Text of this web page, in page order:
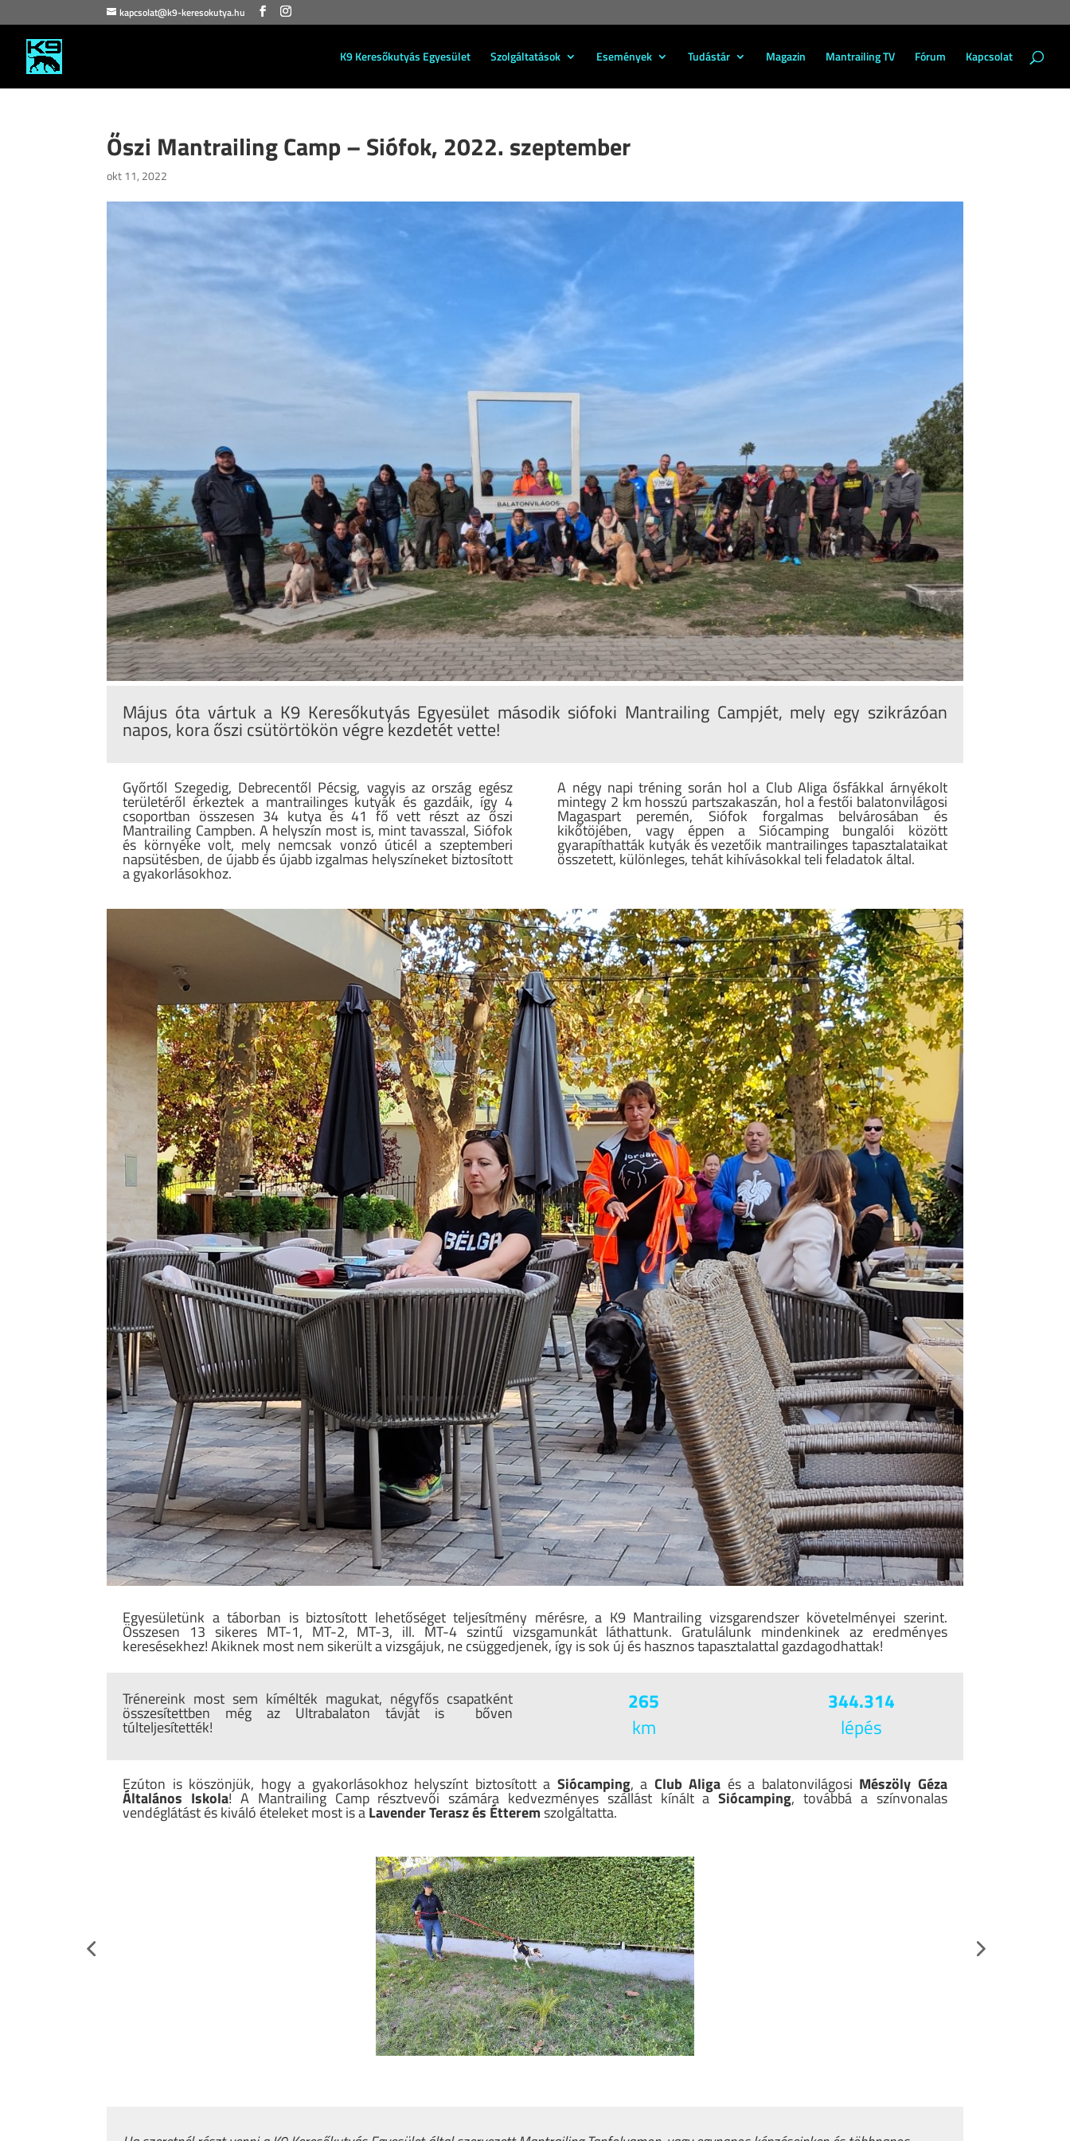
kapcsolat@k9-keresokutya.hu
K9 Keresőkutyás Egyesület Szolgáltatások Események Tudástár Magazin Mantrailing TV Fórum Kapcsolat
Őszi Mantrailing Camp – Siófok, 2022. szeptember
okt 11, 2022
Május óta vártuk a K9 Keresőkutyás Egyesület második siófoki Mantrailing Campjét, mely egy szikrázóan
napos, kora őszi csütörtökön végre kezdetét vette!
Győrtől Szegedig, Debrecentől Pécsig, vagyis az ország egész
területéről érkeztek a mantrailinges kutyák és gazdáik, így 4
csoportban összesen 34 kutya és 41 fő vett részt az őszi
Mantrailing Campben. A helyszín most is, mint tavasszal, Siófok
és környéke volt, mely nemcsak vonzó úticél a szeptemberi
napsütésben, de újabb és újabb izgalmas helyszíneket biztosított
a gyakorlásokhoz.
A négy napi tréning során hol a Club Aliga ősfákkal árnyékolt
mintegy 2 km hosszú partszakaszán, hol a festői balatonvilágosi
Magaspart peremén, Siófok forgalmas belvárosában és
kikőtöjében, vagy éppen a Siócamping bungalói között
gyarapíthatták kutyák és vezetőik mantrailinges tapasztalataikat
összetett, különleges, tehát kihívásokkal teli feladatok által.
Egyesületünk a táborban is biztosított lehetőséget teljesítmény mérésre, a K9 Mantrailing vizsgarendszer követelményei szerint.
Összesen 13 sikeres MT-1, MT-2, MT-3, ill. MT-4 szintű vizsgamunkát láthattunk. Gratulálunk mindenkinek az eredményes
keresésekhez! Akiknek most nem sikerült a vizsgájuk, ne csüggedjenek, így is sok új és hasznos tapasztalattal gazdagodhattak!
Trénereink most sem kímélték magukat, négyfős csapatként
összesítettben még az Ultrabalaton távját is bőven
túlteljesítették!
265
km
344.314
lépés
Ezúton is köszönjük, hogy a gyakorlásokhoz helyszínt biztosított a Siócamping, a Club Aliga és a balatonvilágosi Mészöly Géza
Általános Iskola! A Mantrailing Camp résztvevői számára kedvezményes szállást kínált aSiócamping, továbbá a színvonalas
vendéglátást és kiváló ételeket most is aLavender Terasz és Étteremszolgáltatta.